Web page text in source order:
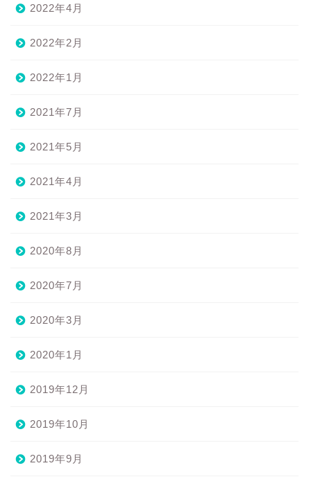
2022年4月
2022年2月
2022年1月
2021年7月
2021年5月
2021年4月
2021年3月
2020年8月
2020年7月
2020年3月
2020年1月
2019年12月
2019年10月
2019年9月